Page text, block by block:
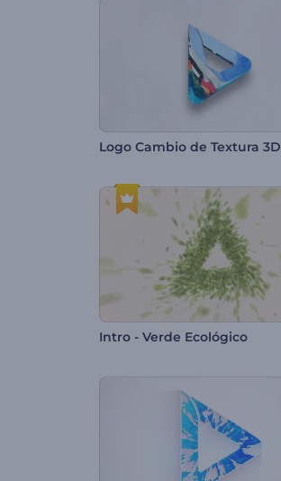
Logo Cambio de Textura 3D
Intro - Verde Ecológico